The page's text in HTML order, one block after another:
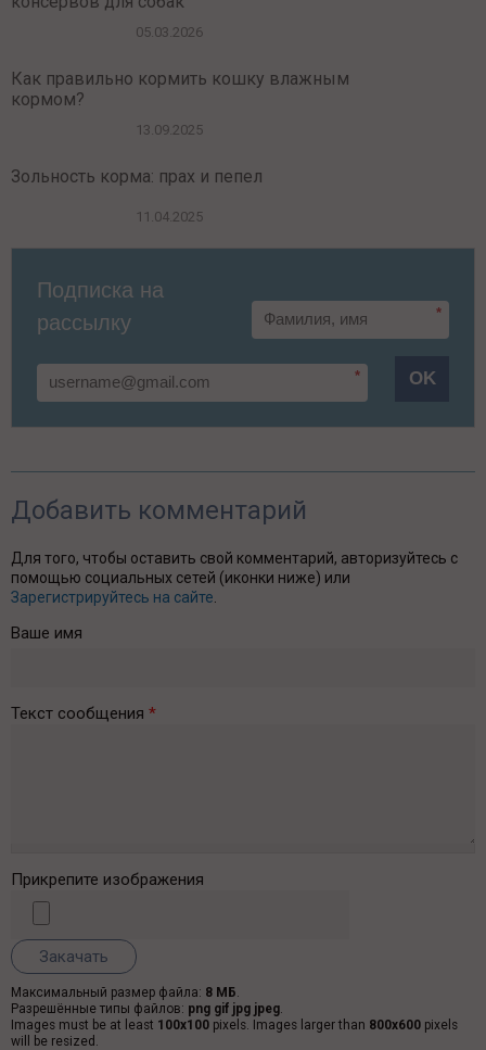
05.03.2026
Как правильно кормить кошку влажным
кормом?
13.09.2025
Зольность корма: прах и пепел
11.04.2025
Подписка на
рассылку
*
* OK
Добавить комментарий
Для того, чтобы оставить свой комментарий, авторизуйтесь с
помощью социальных сетей (иконки ниже) или
Зарегистрируйтесь на сайте
Ваше имя
Текст сообщения *
Прикрепите изображения
Максимальный размер файла: 8 МБ.
Разрешённые типы файлов: png gif jpg jpeg.
Images must be at least 100x100 pixels. Images larger than 800x600 pixels
will be resized.